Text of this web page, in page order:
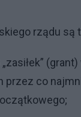
rządu
przez co